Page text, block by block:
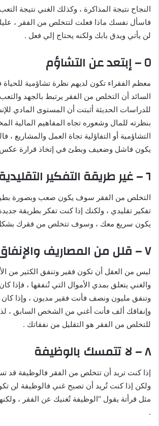
النجاح نتيجة المذاكرة ، وكذلك الغني نتيجة
فاسأل نفسك ماذا فعلت لتتخلص من الفقر ،
لن يأتي ويدق بابك ولكنه يحتاج إلي فعل .
٥ – إبتعد عن التشاؤم
معظم الفقراء تكون لديهم نظرة تشاؤمية للحياة
السائد أن التخلص من الفقر يرتبط بالجهد
للدراسات الحديثة أثبتت أن المستوى المادي
بنظرته للمال وشعوره تجاه المفاهيم المالية
التشاؤمية أو التفاؤلية تجاة العمل والمشاريع ،
يكون فاشل وضعيف وبطئ في إتخاذ قرارة عكس
٦ – غير طريقة التفكير التقليدية
التخلص من الفقر سوف يكون صعب وبصورة
تفكير تقليدي ، ولكنك إذا كنت تفكر بطريقة
يكون سريع معك ، وسوف تتخلص من فقرك
٧ – قلل من المصاريف والإنفاق
ليس من العقل أن تكون فقير وتنفق الكثير من
والغني يتعلق بمدي الأموال التي تُنفقها ، فإذا
وتنفق مليون ونصف فأنت فقير مديون ، وإذا
وإنفاقك ألف فأنت أغني من الشخص السابق ،
للتخلص من الفقر هو التقليل من نفقاتك .
٨ – لا تتمسك بالوظيفة
إذا كنت تريد أن تتخلص من الفقر فالوظيفة قد
ولكن إذا كنت تُريد أن تصبح غني فالوظيفة لن
مثل قرأتة يقول “الوظيفة تُغنيك عن الفقر ،
.